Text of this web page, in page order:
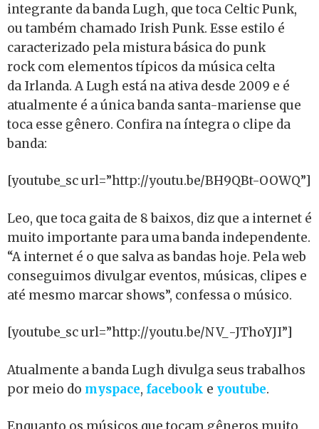
integrante da banda Lugh, que toca Celtic Punk,
ou também chamado Irish Punk. Esse estilo é
caracterizado pela mistura básica do punk
rock com elementos típicos da música celta
da Irlanda. A Lugh está na ativa desde 2009 e é
atualmente é a única banda santa-mariense que
toca esse gênero. Confira na íntegra o clipe da
banda:
[youtube_sc url=”http://youtu.be/BH9QBt-OOWQ”]
Leo, que toca gaita de 8 baixos, diz que a internet é
muito importante para uma banda independente.
“A internet é o que salva as bandas hoje. Pela web
conseguimos divulgar eventos, músicas, clipes e
até mesmo marcar shows”, confessa o músico.
[youtube_sc url=”http://youtu.be/NV_-JThoYJI”]
Atualmente a banda Lugh divulga seus trabalhos
por meio do myspace, facebook e youtube.